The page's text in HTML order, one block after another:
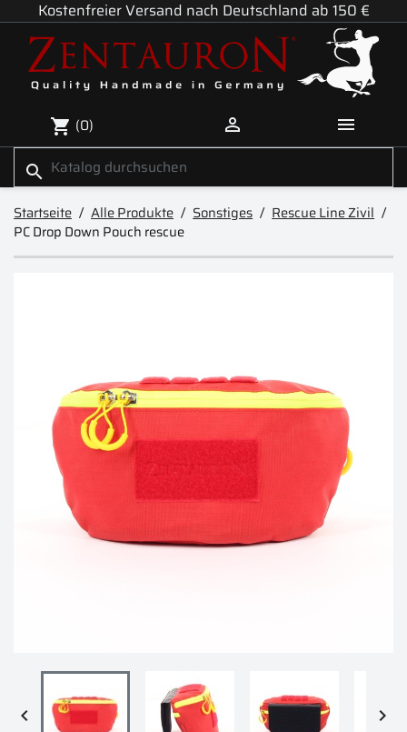
Kostenfreier Versand nach Deutschland ab 150 €
shopping_cart (0)  
search
Startseite Alle Produkte Sonstiges
Rescue Line Zivil
PC Drop Down Pouch rescue
 